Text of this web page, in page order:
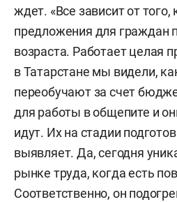
ждет. «Все зависит от того,
предложения для граждан
возраста. Работает целая
в Татарстане мы видели,
переобучают за счет
для работы в общепите и
идут. Их на стадии
выявляет. Да, сегодня
рынке труда, когда есть
Соответственно, он